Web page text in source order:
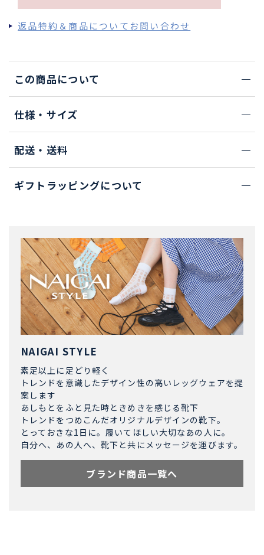
返品特約＆商品についてお問い合わせ
この商品について
仕様・サイズ
配送・送料
ギフトラッピングについて
NAIGAI STYLE
素足以上に足どり軽く
トレンドを意識したデザイン性の高いレッグウェアを提
案します
あしもとをふと見た時ときめきを感じる靴下
トレンドをつめこんだオリジナルデザインの靴下。
とっておきな1日に。履いてほしい大切なあの人に。
自分へ、あの人へ、靴下と共にメッセージを運びます。
ブランド商品一覧へ